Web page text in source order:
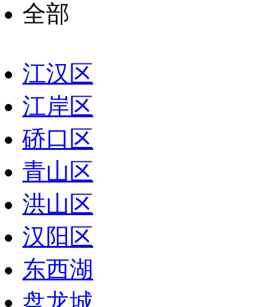
全部
江汉区
江岸区
硚口区
青山区
洪山区
汉阳区
东西湖